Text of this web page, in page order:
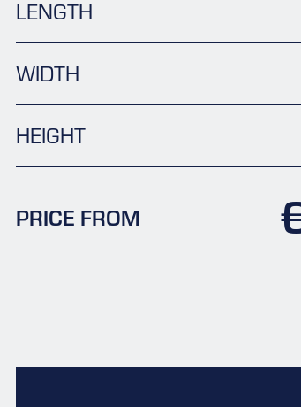
LENGTH
WIDTH
HEIGHT
PRICE FROM